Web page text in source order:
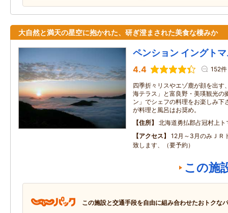
大自然と満天の星空に抱かれた、研ぎ澄まされた美食な棲みか
ペンション イングト
4.4 152件
四季折々リスやエゾ鹿が顔を出す
海テラス」と富良野・美瑛観光の
ン」でシェフの料理をお楽しみ下
が料理と風呂はお奨め。
住所
北海道勇払郡占冠村上
アクセス
12月～3月のみＪＲ
致します、（要予約）
この施
この施設と交通手段を自由に組み合わせたおトクな